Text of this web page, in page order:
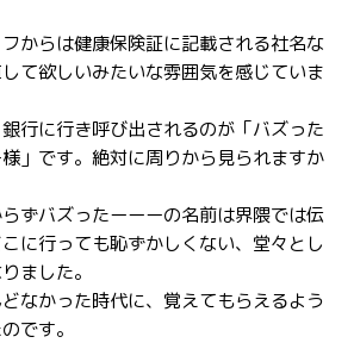
からは健康保険証に記載される社名な
て欲しいみたいな雰囲気を感じていま
行に行き呼び出されるのが「バズった
」です。絶対に周りから見られますか
ずバズったーーーの名前は界隈では伝
に行っても恥ずかしくない、堂々とし
ました。
なかった時代に、覚えてもらえるよう
です。